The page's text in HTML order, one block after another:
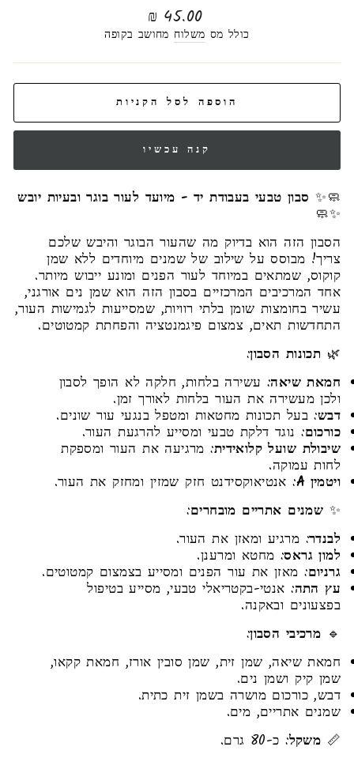
מחיר
רגיל
45.00 ₪
כולל מס משלוח מחושב בקופה
הוספה לסל הקניות
קנה עכשיו
🧼✨ סבון טבעי בעבודת יד - מיועד לעור בוגר ובעיות יובש
✨🧼
הסבון הזה הוא בדיוק מה שהעור הבוגר והיבש שלכם
צריך! מבוסס על שילוב של שמנים מיוחדים ללא שמן
קוקוס, שמתאים במיוחד לעור הפנים ומונע ייבוש מיותר.
אחד המרכיבים המרכזיים בסבון הזה הוא שמן נים אורגני,
עשיר בחומצות שומן בלתי רוויות, שמסייעות לגמישות העור,
התחדשות תאים, צמצום פיגמנטציה והפחתת קמטוטים.
🌿 תכונות הסבון:
חמאת שיאה: עשירה בלחות, חלקה לא הופך לסבון
ולכן מעשירה את העור בלחות לאורך זמן.
דבש: בעל תכונות מחטאות ומטפל בנגעי עור שונים.
כורכום: נוגד דלקת טבעי ומסייע להרגעת העור.
שיבולת שועל קלואידית: מרגיעה את העור ומספקת
לחות עמוקה.
ויטמין A : אנטיאוקסידנט חזק שמזין ומחזק את העור.
✨ שמנים אתריים מובחרים:
לבנדר: מרגיע ומאזן את העור.
למון גראס: מחטא ומרענן.
גרניום: מאזן את עור הפנים ומסייע בצמצום קמטוטים.
עץ התה: אנטי-בקטריאלי טבעי, מסייע בטיפול
בפצעונים ובאקנה.
🔹 מרכיבי הסבון:
חמאת שיאה, שמן זית, שמן סובין אורז, חמאת קקאו,
שמן קיק ושמן נים.
דבש, כורכום מושרה בשמן זית כתית.
שמנים אתריים, מים.
📏 משקל: כ-80 גרם.